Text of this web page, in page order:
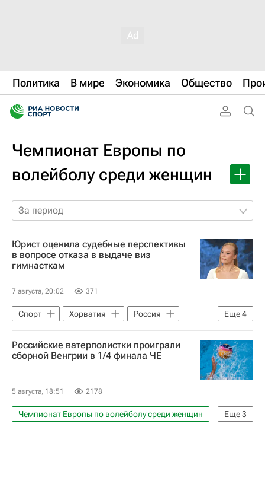
Политика В мире Экономика Общество
Чемпионат Европы по
волейболу среди женщин
За период
Юрист оценила судебные перспективы
в вопросе отказа в выдаче виз
гимнасткам
7 августа, 20:02 371
Еще4
Спорт Хорватия
Россия
Лозанна
Анна Анцелиович
Ангелина Мельникова
Российские ватерполистки проиграли
сборной Венгрии в 1/4 финала ЧЕ
5 августа, 18:51 2178
Еще3
Чемпионат Европы по волейболу среди женщин
Спорт
Кубок мира ФИВБ (женщины)